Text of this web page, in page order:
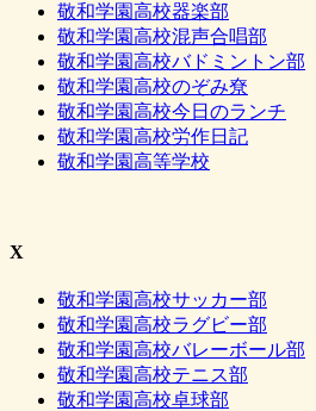
敬和学園高校器楽部
敬和学園高校混声合唱部
敬和学園高校バドミントン部
敬和学園高校のぞみ尞
敬和学園高校今日のランチ
敬和学園高校労作日記
敬和学園高等学校
X
敬和学園高校サッカー部
敬和学園高校ラグビー部
敬和学園高校バレーボール部
敬和学園高校テニス部
敬和学園高校卓球部